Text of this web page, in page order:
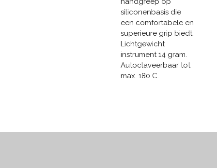
siliconenbasis die
een comfortabele en
superieure grip biedt.
Lichtgewicht
instrument 14 gram.
Autoclaveerbaar tot
max. 180 C.